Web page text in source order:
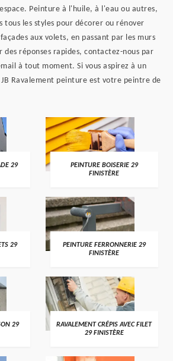
Peinture à l'huile, à l'eau ou autres,
tous les styles pour décorer ou rénover
aux volets, en passant par les murs
des réponses rapides, contactez-nous par
à tout moment. Si vous aspirez à un
Ravalement peinture est votre peintre de
29
PEINTURE BOISERIE 29
FINISTÈRE
29
PEINTURE FERRONNERIE 29
FINISTÈRE
29
RAVALEMENT CRÉPIS AVEC FILET
29 FINISTÈRE